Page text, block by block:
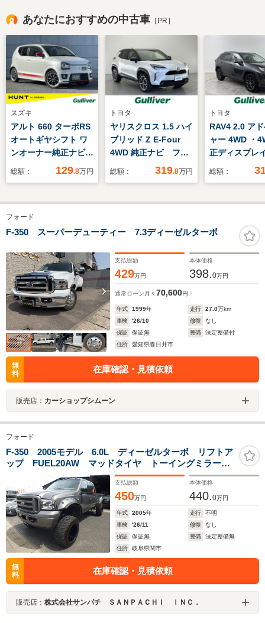
あなたにおすすめの中古車 ［PR］
スズキ
アルト 660 ターボRS
オートギヤシフト ワ
ンオーナー純正ナビバ
ックカメラドラレコ
総額： 129.8万円
トヨタ
ヤリスクロス 1.5 ハイ
ブリッド Z E-Four
4WD 純正ナビ フル
セグTV 全方位カメ
ルーズコントロール
ト 前席シートヒータ
ター パワーシート
LEDヘッドライト
総額： 319.8万円
トヨタ
RAV4 2.0 ア
ャー 4WD ・
正ディスプレ
ィオナビ・
シート・D+N
ト・ステアリ
ター・レーダ
ズコントロー
総額：
フォード
F-350 スーパーデューティー 7.3ディーゼルターボ
支払総額
429万円
本体価格
398.0万円
通常ローン 月々70,600円
年式 1999年 走行 27.0万km
車検
'26/10 修復
なし
保証
保証無 整備
法定整備付
住所
愛知県春日井市
無
料
在庫確認・見積依頼
販売店： カーショップシムーン
フォード
F-350 2005モデル 6.0L ディーゼルターボ リフトア
ップ FUEL20AW マッドタイヤ トーイングミラー
アルパイン11インチディスプレイオーディオ バックカ
支払総額
450万円
本体価格
440.0万円
年式 2005年 走行
不明
車検
'26/11 修復
なし
保証
保証無 整備
法定整備無
住所
岐阜県関市
無
料
在庫確認・見積依頼
販売店： 株式会社サンパチ ＳＡＮＰＡＣＨＩ ＩＮＣ．